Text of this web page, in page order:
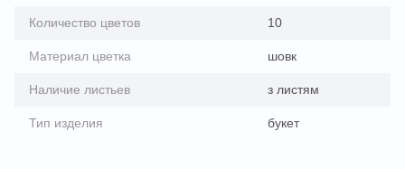
Количество цветов 10
Материал цветка шовк
Наличие листьев з листям
Тип изделия букет